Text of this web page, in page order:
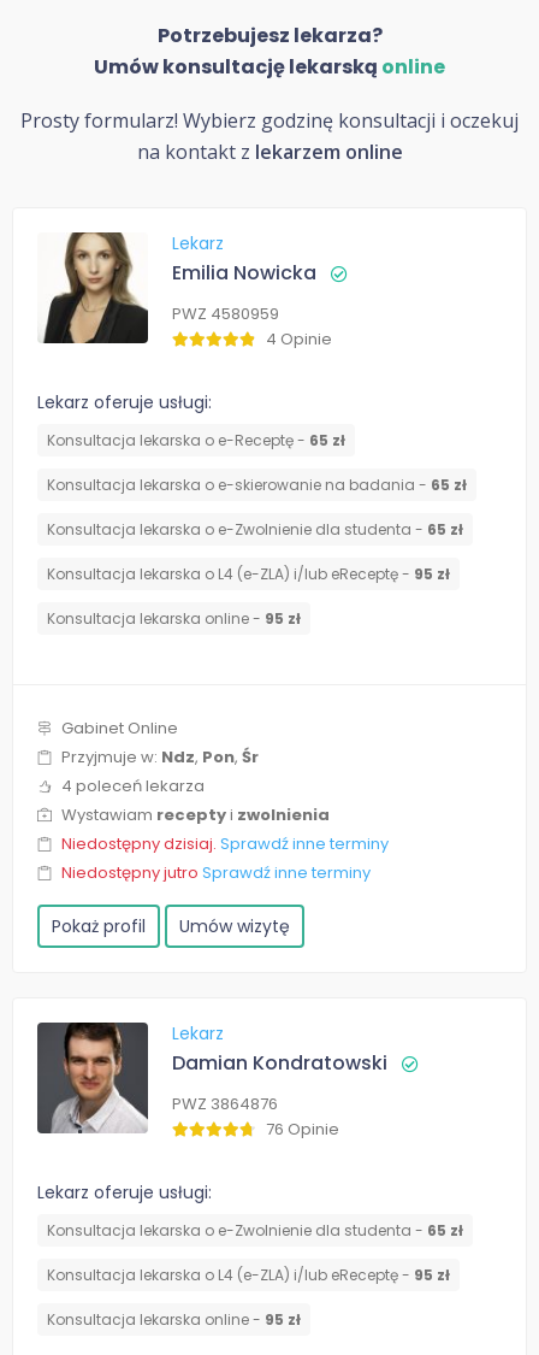
Potrzebujesz lekarza?
Umów konsultację lekarską online
Prosty formularz! Wybierz godzinę konsultacji i oczekuj
na kontakt z lekarzem online
Lekarz
Emilia Nowicka
PWZ 4580959
4 Opinie
Lekarz oferuje usługi:
Konsultacja lekarska o e-Receptę - 65 zł
Konsultacja lekarska o e-skierowanie na badania - 65 zł
Konsultacja lekarska o e-Zwolnienie dla studenta - 65 zł
Konsultacja lekarska o L4 (e-ZLA) i/lub eReceptę - 95 zł
Konsultacja lekarska online - 95 zł
Gabinet Online
Przyjmuje w: Ndz, Pon, Śr
4 poleceń lekarza
Wystawiam receptyi zwolnienia
Niedostępny dzisiaj. Sprawdź inne terminy
Niedostępny jutro Sprawdź inne terminy
Pokaż profil Umów wizytę
Lekarz
Damian Kondratowski
PWZ 3864876
76 Opinie
Lekarz oferuje usługi:
Konsultacja lekarska o e-Zwolnienie dla studenta - 65 zł
Konsultacja lekarska o L4 (e-ZLA) i/lub eReceptę - 95 zł
Konsultacja lekarska online - 95 zł